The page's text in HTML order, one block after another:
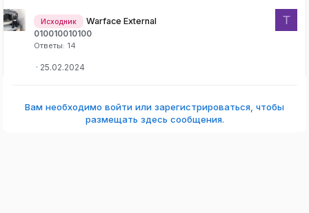
Исходник
Warface External
010010010100
Ответы 14
25.02.2024
T
Вам необходимо войти или зарегистрироваться, чтобы
размещать здесь сообщения.